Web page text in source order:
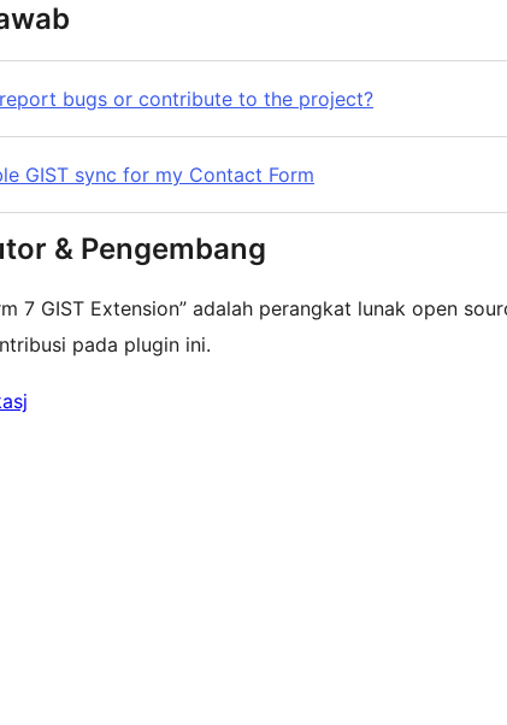
bugs or contribute to the project?
GIST sync for my Contact Form
& Pengembang
7 GIST Extension” adalah perangkat lunak open
pada plugin ini.